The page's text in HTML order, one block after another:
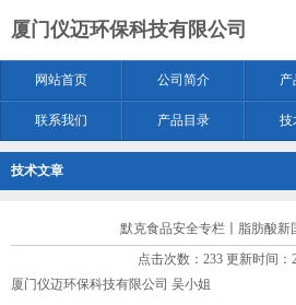
厦门仪迈环保科技有限公司
网站首页 公司简介 产
联系我们 产品目录 技
技术文章
默克食品安全专栏〡脂肪酸新
点击次数：233 更新时间：
厦门仪迈环保科技有限公司 吴小姐